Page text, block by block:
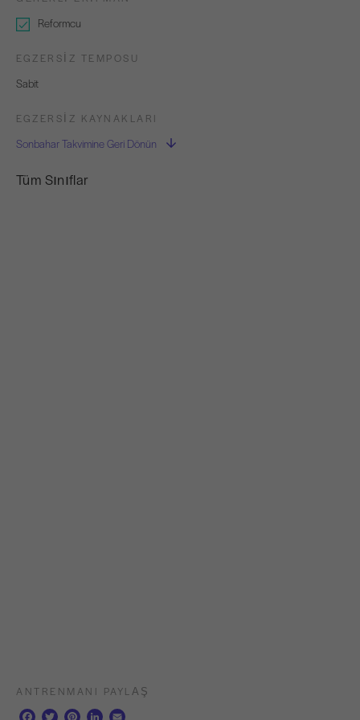
Reformcu
EGZERSIZ TEMPOSU
Sabit
EGZERSIZ KAYNAKLARI
Sonbahar Takvimine Geri Dönün
Tüm Sınıflar
ANTRENMANI PAYLAŞ